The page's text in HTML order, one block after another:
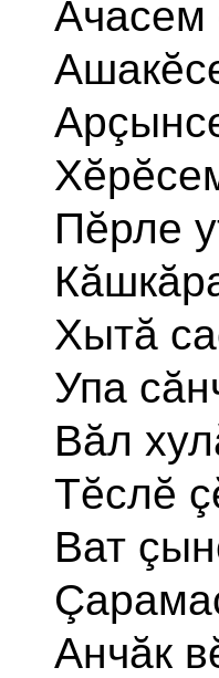
Ачасем
Пĕрле
Хытă
Упа
Вăл
Тĕслĕ
Ват
Анчăк